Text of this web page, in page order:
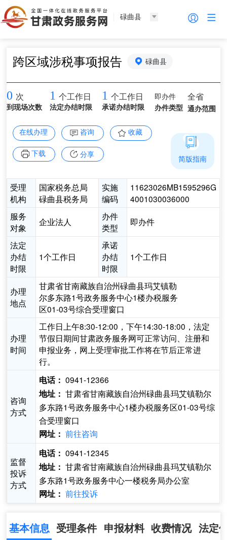
碌曲县
跨区域涉税事项报告 碌曲县
0 次
到现场次数
1 个工作日
法定办结时限
1 个工作日
承诺办结时限
即办件
办件类型
全省
通办范围
在线办理 咨询 收藏
下载 分享
受理
机构
国家税务总局
碌曲县税务局
实施
编码
11623026MB1595296G
4001030036000
服务
对象
企业法人
办件
类型
即办件
法定
办结
时限
1个工作日
承诺
办结
时限
1个工作日
办理
地点
甘肃省甘南藏族自治州碌曲县玛艾镇勒
尔多东路1号政务服务中心1楼办税服务
区01-03号综合受理窗口
办理
时间
工作日上午8:30-12:00，下午14:30-18:00，法定
节假日期间甘肃政务服务网可正常访问、注册和
申报业务，网上受理审批工作将在节后正常进
行。
咨询
方式
电话： 0941-12366
地址： 甘肃省甘南藏族自治州碌曲县玛艾镇勒尔
多东路1号政务服务中心1楼办税服务区01-03号综
合受理窗口
网址： 前往咨询
监督
投诉
方式
电话： 0941-12345
地址： 甘肃省甘南藏族自治州碌曲县玛艾镇勒尔
多东路1号政务服务中心一楼税务局办公室
网址： 前往投诉
简版指南
基本信息 受理条件 申报材料 收费情况 法定